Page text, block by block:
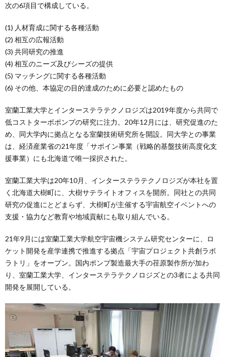
次の6項目で構成している。
(1) 人材育成に関する各種活動
(2) 相互の広報活動
(3) 共同研究の推進
(4) 相互のニーズ及びシーズの提供
(5) マッチングに関する各種活動
(6) その他、本協定の目的達成のために必要と認めたもの
室蘭工業大学とインターステラテクノロジズは2019年度から共同で
低コストターボポンプの研究に注力。20年12月には、研究促進のた
め、同大学内に拠点となる室蘭技術研究所を開設。同大学との事業
は、経済産業省の21年度「サポイン事業（戦略的基盤技術高度化支
援事業）にも北海道で唯一採択された。
室蘭工業大学は20年10月、インターステラテクノロジズが本社を置
く北海道大樹町に、大樹サテライトオフィスを開所。同社との共同
研究の促進にとどまらず、大樹町が主催する宇宙航空イベントへの
支援・協力など教育や地域貢献にも取り組んでいる。
21年9月には室蘭工業大学航空宇宙機システム研究センターに、ロ
ケット開発を産学連携で推進する拠点「宇宙プロジェクト共創ラボ
ラトリ」をオープン。国内ポンプ製造最大手の荏原製作所が加わ
り、室蘭工業大学、インターステラテクノロジズとの3者による共同
開発を展開している。